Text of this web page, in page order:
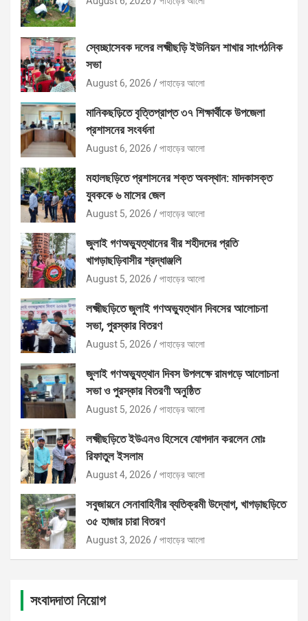
স্বেচ্ছাসেবক দলের লক্ষ্মীছড়ি ইউনিয়ন শাখার সাংগঠনিক
সভা
August 6, 2026 পাহাড়ের আলো
মানিকছড়িতে বৃত্তিপ্রাপ্ত ৩৭ শিক্ষার্থীকে উপজেলা
প্রশাসনের সংবর্ধনা
August 6, 2026 পাহাড়ের আলো
মহালছড়িতে প্রশাসনের শক্ত অবস্থান: মাদকাসক্ত
যুবককে ৬ মাসের জেল
August 5, 2026 পাহাড়ের আলো
জুলাই গণঅভ্যুত্থানের বীর শহীদদের প্রতি
খাগড়াছড়িবাসীর শ্রদ্ধাঞ্জলি
August 5, 2026 পাহাড়ের আলো
লক্ষ্মীছড়িতে জুলাই গণঅভ্যুত্থান দিবসের আলোচনা
সভা, পুরস্কার বিতরণ
August 5, 2026 পাহাড়ের আলো
জুলাই গণঅভ্যুত্থান দিবস উপলক্ষে রামগড়ে আলোচনা
সভা ও পুরস্কার বিতরণী অনুষ্ঠিত
August 5, 2026 পাহাড়ের আলো
লক্ষ্মীছড়িতে ইউএনও হিসেবে যোগদান করলেন মোঃ
রিফাতুল ইসলাম
August 4, 2026 পাহাড়ের আলো
সবুজায়নে সেনাবাহিনীর ব্যতিক্রমী উদ্যোগ, খাগড়াছড়িতে
৩৫ হাজার চারা বিতরণ
August 3, 2026 পাহাড়ের আলো
সংবাদদাতা নিয়োগ